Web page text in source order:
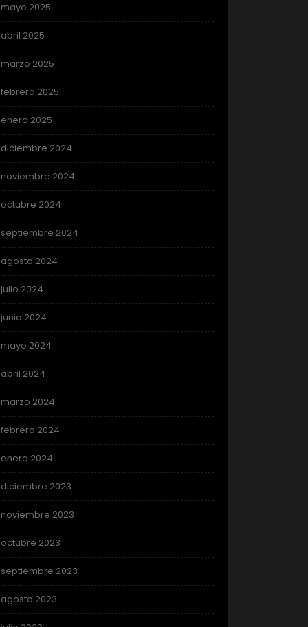
mayo 2025
abril 2025
marzo 2025
febrero 2025
enero 2025
diciembre 2024
noviembre 2024
octubre 2024
septiembre 2024
agosto 2024
julio 2024
junio 2024
mayo 2024
abril 2024
marzo 2024
febrero 2024
enero 2024
diciembre 2023
noviembre 2023
octubre 2023
septiembre 2023
agosto 2023